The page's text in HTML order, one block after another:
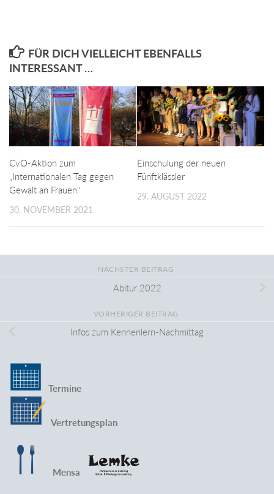
FÜR DICH VIELLEICHT EBENFALLS
INTERESSANT …
CvO-Aktion zum
„Internationalen Tag gegen
Gewalt an Frauen“
30. NOVEMBER 2021
Einschulung der neuen
Fünftklässler
29. AUGUST 2022
NÄCHSTER BEITRAG
Abitur 2022
VORHERIGER BEITRAG
Infos zum Kennenlern-Nachmittag
Termine
Vertretungsplan
Mensa